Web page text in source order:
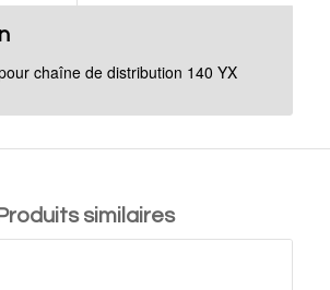
chaîne de distribution 140 YX
Produits similaires